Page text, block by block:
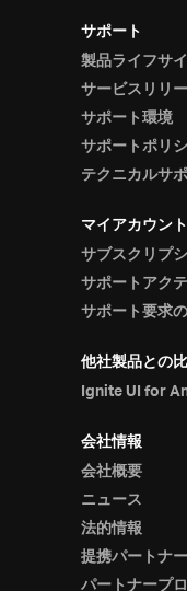
サポート
製品ライフサ
サービスリリ
サポート環境
サポートポリ
テクニカルサ
マイアカウント
サブスクリプ
サポートアク
サポート要求
他社製品との
Ignite UI for
会社情報
会社概要
ニュース
法的情報
提携パートナー